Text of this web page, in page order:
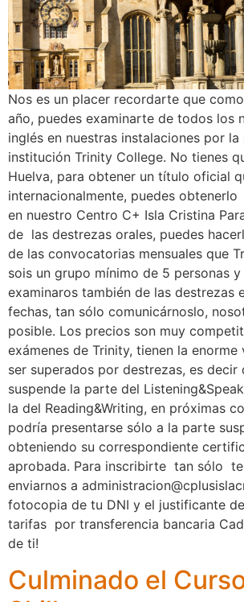
Nos es un placer recordarte que
año, puedes examinarte de todos los
inglés en nuestras instalaciones por
institución Trinity College. No tienes
Huelva, para obtener un título oficial
internacionalmente, puedes obtenerlo
en nuestro Centro C+ Isla Cristina
de las destrezas orales, puedes
de las convocatorias mensuales que
sois un grupo mínimo de 5 personas
examinaros también de las destrezas
fechas, tan sólo comunicárnoslo,
posible. Los precios son muy
exámenes de Trinity, tienen la
ser superados por destrezas, es decir
suspende la parte del
la del Reading&Writing, en próximas
podría presentarse sólo a la parte
obteniendo su correspondiente
aprobada. Para inscribirte tan sólo
enviarnos a
fotocopia de tu DNI y el justificante
tarifas por transferencia bancaria
de ti!
Culminado el